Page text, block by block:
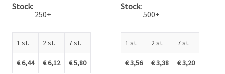
Stock
250+
1 st.
€ 6,44
2 st.
€ 6,12
7 st.
€ 5,80
Stock
500+
1 st.
€ 3,56
2 st.
€ 3,38
7 st.
€ 3,20